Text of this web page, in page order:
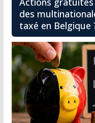
des
taxé en Belgique